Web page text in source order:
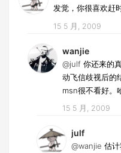
发觉，你很喜欢赶
15 5 月, 2009
wanjie
@julf 你还来的
动飞信歧视后的
msn很不看好。
15 5 月, 2009
julf
@wanjie 估